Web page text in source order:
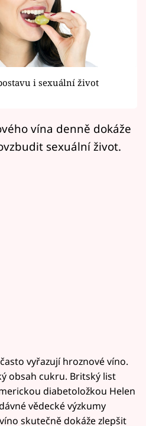
Vary
i sexuální život
vína denně dokáže
sexuální život.
vyřazují hroznové víno.
obsah cukru. Britský list
diabetoložkou Helen
vědecké výzkumy
skutečně dokáže zlepšit